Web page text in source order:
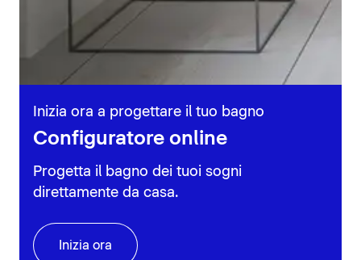
Inizia ora a progettare il tuo bagno
Configuratore online
Progetta il bagno dei tuoi sogni
direttamente da casa.
Inizia ora